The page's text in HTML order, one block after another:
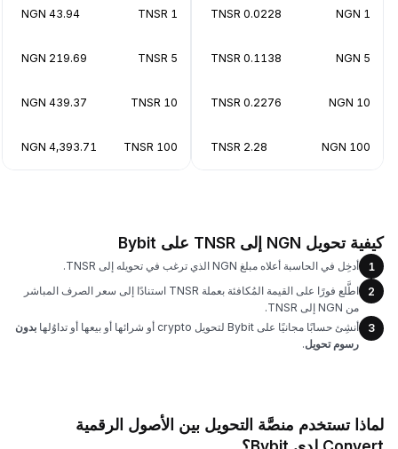
1 NGN
0.0228 TNSR
5 NGN
0.1138 TNSR
10 NGN
0.2276 TNSR
100 NGN
2.28 TNSR
1 TNSR
43.94 NGN
5 TNSR
219.69 NGN
10 TNSR
439.37 NGN
100 TNSR
4,393.71 NGN
كيفية تحويل NGN إلى TNSR على Bybit
1
أدخِل في الحاسبة أعلاه مبلغ NGN الذي ترغب في تحويله إلى TNSR.
2
اطَّلع فورًا على القيمة المُكافئة بعملة TNSR استنادًا إلى سعر الصرف المباشر
من NGN إلى TNSR.
3
أنشِئ حسابًا مجانيًا على Bybit لتحويل crypto أو شرائها أو بيعها أو تداوُلها
بدون
رسوم تحويل.
لماذا تستخدم منصَّة التحويل بين الأصول الرقمية